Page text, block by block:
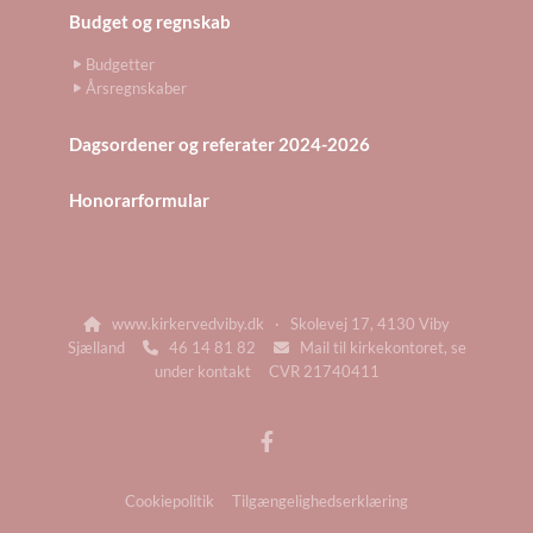
Budget og regnskab
Budgetter
Årsregnskaber
Dagsordener og referater 2024-2026
Honorarformular

www.kirkervedviby.dk · Skolevej 17, 4130 Viby
Sjælland
46 14 81 82 Mail til kirkekontoret, se
under kontakt CVR 21740411
Cookiepolitik Tilgængelighedserklæring